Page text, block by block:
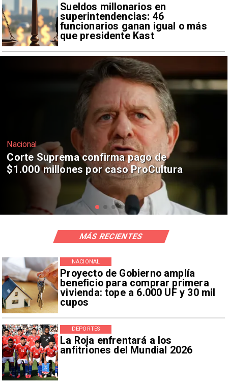
Sueldos millonarios en
superintendencias: 46
funcionarios ganan igual o más
que presidente Kast
Nacional
Codelco suspende construcción de
Andes Norte en El Teniente por
riesgos sísmicos
Proyecto de Gobierno amplía
beneficio para comprar primera
vivienda: tope a 6.000 UF y 30 mil
cupos
NACIONAL
La Roja enfrentará a los
anfitriones del Mundial 2026
DEPORTES
MÁS RECIENTES